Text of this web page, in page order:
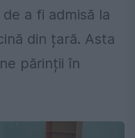
a fi admisă la
din țară. Asta
părinții în